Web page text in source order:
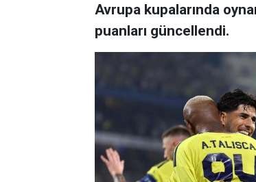
Avrupa kupalarında
puanları güncellendi.